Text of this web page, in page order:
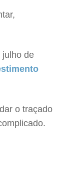
julho de
o traçado